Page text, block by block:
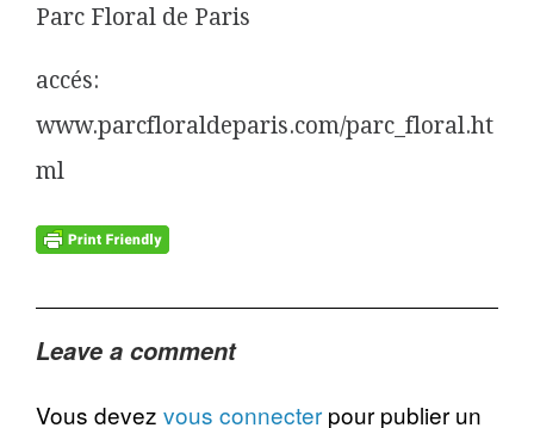
Parc Floral de Paris
accés:
www.parcfloraldeparis.com/parc_floral.ht
ml
Leave a comment
Vous devez vous connecter pour publier un